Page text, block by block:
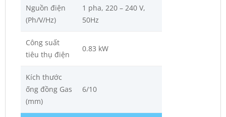
Nguồn điện
(Ph/V/Hz)
1 pha, 220 – 240 V,
50Hz
Công suất
tiêu thụ điện
0.83 kW
Kích thước
ống đồng Gas
(mm)
6/10